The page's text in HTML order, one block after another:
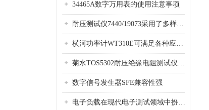
34465A数字万用表的使用注意事项
耐压测试仪7440/19073采用了多样化的功能设计
横河功率计WT310E可满足各种应用场景的需求
菊水TOS5302耐压绝缘电阻测试仪是种重要的电气安全检测设备
数字信号发生器SFE兼容性强
电子负载在现代电子测试领域中扮演着重要的角色